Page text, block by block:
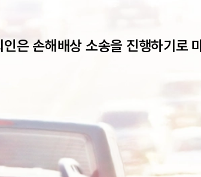
인은 손해배상 소송을 진행하기로